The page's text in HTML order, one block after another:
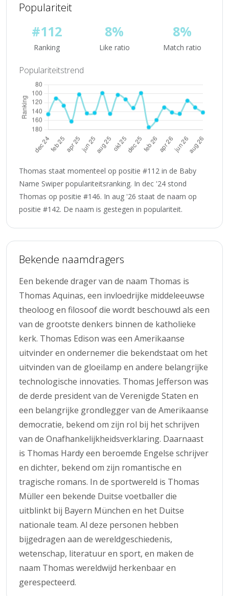
Populariteit
#112
Ranking
8%
Like ratio
8%
Match ratio
Populariteitstrend
Thomas staat momenteel op positie #112 in de Baby
Name Swiper populariteitsranking. In dec '24 stond
Thomas op positie #146. In aug '26 staat de naam op
positie #142. De naam is gestegen in populariteit.
Bekende naamdragers
Een bekende drager van de naam Thomas is
Thomas Aquinas, een invloedrijke middeleeuwse
theoloog en filosoof die wordt beschouwd als een
van de grootste denkers binnen de katholieke
kerk. Thomas Edison was een Amerikaanse
uitvinder en ondernemer die bekendstaat om het
uitvinden van de gloeilamp en andere belangrijke
technologische innovaties. Thomas Jefferson was
de derde president van de Verenigde Staten en
een belangrijke grondlegger van de Amerikaanse
democratie, bekend om zijn rol bij het schrijven
van de Onafhankelijkheidsverklaring. Daarnaast
is Thomas Hardy een beroemde Engelse schrijver
en dichter, bekend om zijn romantische en
tragische romans. In de sportwereld is Thomas
Müller een bekende Duitse voetballer die
uitblinkt bij Bayern München en het Duitse
nationale team. Al deze personen hebben
bijgedragen aan de wereldgeschiedenis,
wetenschap, literatuur en sport, en maken de
naam Thomas wereldwijd herkenbaar en
gerespecteerd.